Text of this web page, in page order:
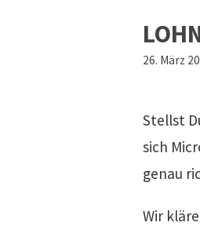
26. März
Stellst
sich
genau
Wir